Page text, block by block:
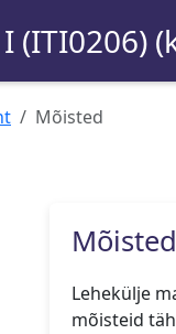
(ITI0206)
Mõisted
Mõisted
Lehekülje
mõisteid